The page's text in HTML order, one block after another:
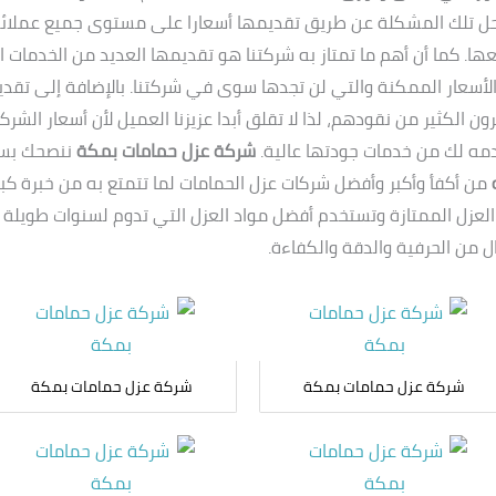
تلك المشكلة عن طريق تقديمها أسعارا على مستوى جميع
كما أن أهم ما تمتاز به شركتنا هو تقديمها العديد من
الممكنة والتي لن تجدها سوى في شركتنا. بالإضافة إلى
الكثير من نقودهم، لذا لا تقلق أبدا عزيزنا العميل لأن أسعار
لك من خدمات جودتها عالية.شركة عزل حمامات بمكةننصحك
العزل الممتازة وتستخدم أفضل مواد العزل التي تدوم لسنوات
الحرفية والدقة والكفاءة.
شركة عزل حمامات بمكة شركة عزل حمامات بمكة